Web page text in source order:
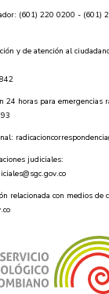
(601) 220 0200 - (601)
y de atención al
24 horas para emergencias
judiciales:
relacionada con medios de